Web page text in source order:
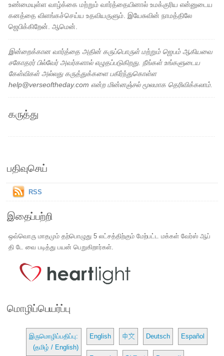
உண்மையுள்ள வாழ்க்கை மற்றும் வார்த்தையினால் உமக்குரிய என்னுடைய
கனத்தை விளங்கச்செய்ய உதவியருளும். இயேசுவின் நாமத்திலே
ஜெபிக்கிறேன். ஆமென்.
இன்றைக்கான வார்த்தை அதின் கருப்பொருள் மற்றும் ஜெபம் ஆகியவை
சகோதரர் பில்வேர் அவர்களால் எழுதப்படுகிறது. நீங்கள் உங்களுடைய
கேள்விகள் அல்லது கருத்துக்களை பகிர்ந்துகொள்ள
help@verseoftheday.com என்ற மின்னஞ்சல் மூலமாக தெரிவிக்கலாம்.
கருத்து
பதிவுசெய்
RSS
இதைப்பற்றி
ஒவ்வொரு மாதமும் தற்பொழுது 5 லட்சத்திற்கும் மேற்பட்ட மக்கள் வேர்ஸ் ஆப்
தி டே வை படித்து பயன் பெறுகிறார்கள்.
மொழிப்பெயர்ப்பு
இருமொழிப்பதிப்பு:
(தமிழ் / English)
English 中文 Deutsch Español